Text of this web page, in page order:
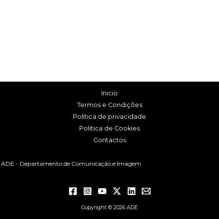
Inicio
Termos e Condições
Política de privacidade
Politica de Cookies
Contactos
ADE - Departamento de Comunicação e Imagem
Copyright © 2026 ADE